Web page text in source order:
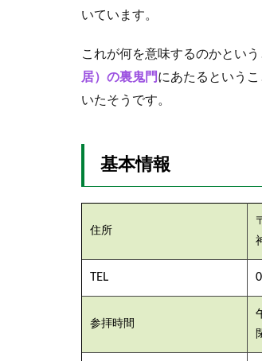
３つ
3.2
場
初詣は
要注
意！
神池
居
3.4
いています。
これが何を意味するのかとい
居）の裏鬼門にあたるという
いたそうです。
基本情報
住所
TEL
参拝時間